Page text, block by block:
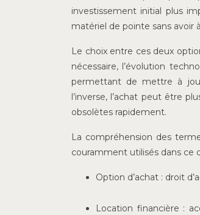
investissement initial plus
matériel de pointe sans avoir
Le choix entre ces deux
nécessaire, l’évolution
permettant de mettre à
l’inverse, l’achat peut être
obsolètes rapidement.
La compréhension des
couramment utilisés dans ce
Option d’achat : droit
Location financière :